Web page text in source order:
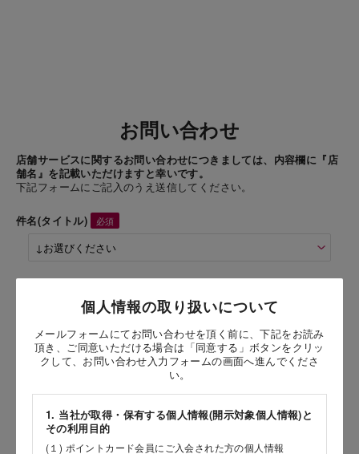
お問い合わせ
店舗サービスに関するお問い合わせにつきましては、内容欄に『店
舗名』を記載いただけますと幸いです。
下記フォームにご記入のうえ送信してください。
個人情報の取り扱いについて
メールフォームにてお問い合わせを頂く前に、下記をお読み
頂き、ご同意いただける場合は「同意する」ボタンをクリッ
クして、お問い合わせ入力フォームの画面へ進んでくださ
い。
1. 当社が取得・保有する個人情報(開示対象個人情報)と
その利用目的
(１) ポイントカード会員にご入会された方の個人情報
件名(タイトル)
お問い合わせ時氏名
［姓］
［名］
（全角で入力してください）